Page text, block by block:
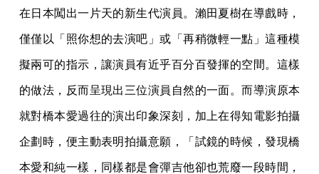
在日本闖出一片天的新生代演員。瀨田夏樹在導戲時，
僅僅以「照你想的去演吧」或「再稍微輕一點」這種模
擬兩可的指示，讓演員有近乎百分百發揮的空間。這樣
的做法，反而呈現出三位演員自然的一面。而導演原本
就對橋本愛過往的演出印象深刻，加上在得知電影拍攝
企劃時，便主動表明拍攝意願，「試鏡的時候，發現橋
本愛和純一樣，同樣都是會彈吉他卻也荒廢一段時間，